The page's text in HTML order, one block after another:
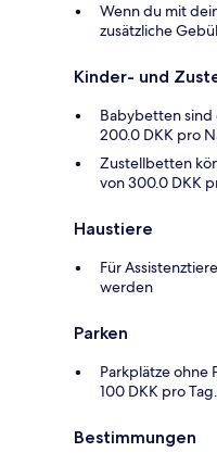
Wenn du mit
zusätzliche
Kinder- und
Babybetten sind
200.0 DKK pro
Zustellbetten
von 300.0 DKK
Haustiere
Für
werden
Parken
Parkplätze ohne
100 DKK pro Tag.
Bestimmungen